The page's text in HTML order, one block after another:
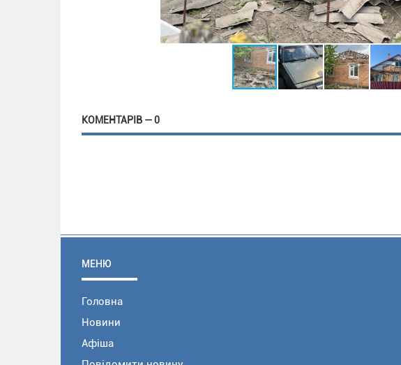
КОМЕНТАРІВ — 0
МЕНЮ
Головна
Новини
Афіша